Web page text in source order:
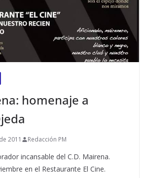
homenaje a
2011 Redacción PM
incansable del C.D. Mairena.
en el Restaurante El Cine.